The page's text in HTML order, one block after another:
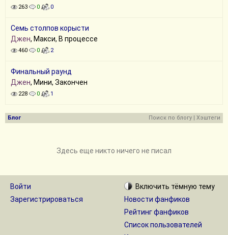
263 0 0
Семь столпов корысти
Джен, Макси, В процессе
460 0 2
Финальный раунд
Джен, Мини, Закончен
228 0 1
Блог Поиск по блогу | Хэштеги
Здесь еще никто ничего не писал
Войти
Зарегистрироваться
Включить тёмную тему
Новости фанфиков
Рейтинг фанфиков
Список пользователей